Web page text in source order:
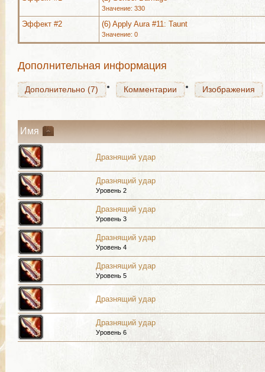
Значение: 330
Эффект #2 (6) Apply Aura #11: Taunt
Значение: 0
Дополнительная информация
Дополнительно (7) Комментарии Изображения
Дополнительно (7) Комментарии Изображения
Имя
Дразнящий удар
Дразнящий удар
Уровень 2
Дразнящий удар
Уровень 3
Дразнящий удар
Уровень 4
Дразнящий удар
Уровень 5
Дразнящий удар
Дразнящий удар
Уровень 6